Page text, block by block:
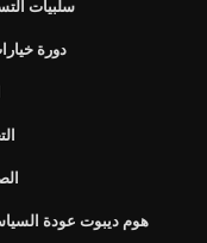
سلبيات
دورة
هوم ديبوت عودة